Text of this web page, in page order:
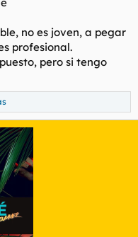
no es joven, a pegar
profesional.
pero si tengo